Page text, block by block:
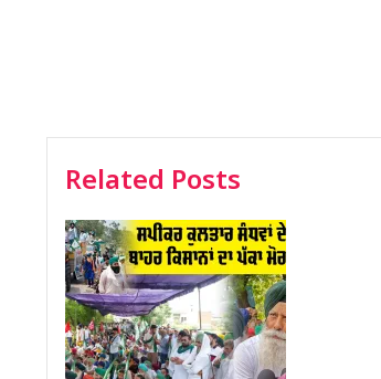
Related Posts